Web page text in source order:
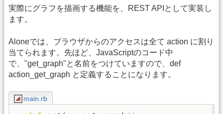
実際にグラフを描画する機能を、REST APIとして実装し
ます。
Aloneでは、ブラウザからのアクセスは全て action に割り
当てられます。先ほど、JavaScriptのコード中
で、"get_graph"と名前をつけていますので、def
action_get_graph と定義することになります。
main.rb